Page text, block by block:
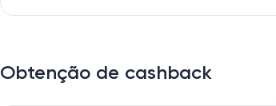
Obtenção de cashback